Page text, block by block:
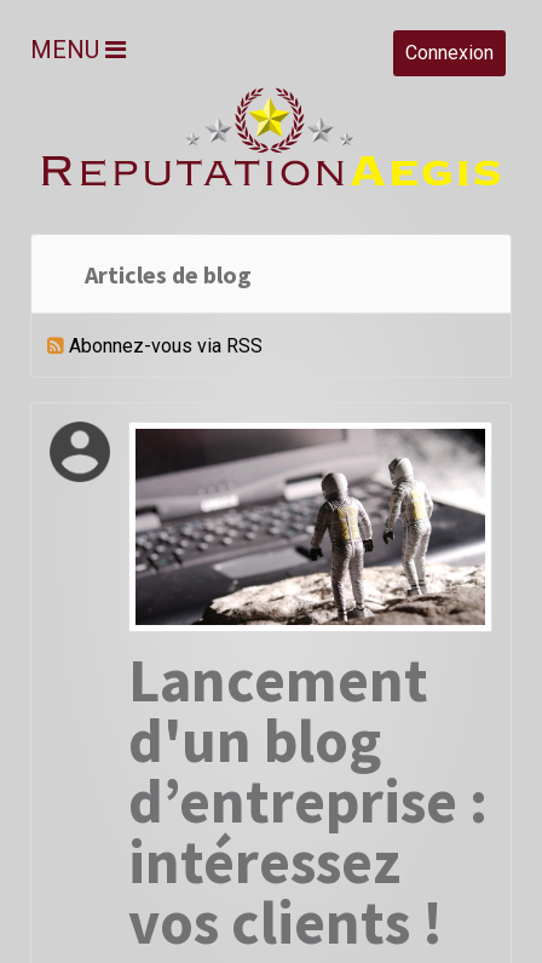
Connexion
MENU
Articles de blog
Abonnez-vous via RSS
Lancement
d'un blog
d’entreprise :
intéressez
vos clients !